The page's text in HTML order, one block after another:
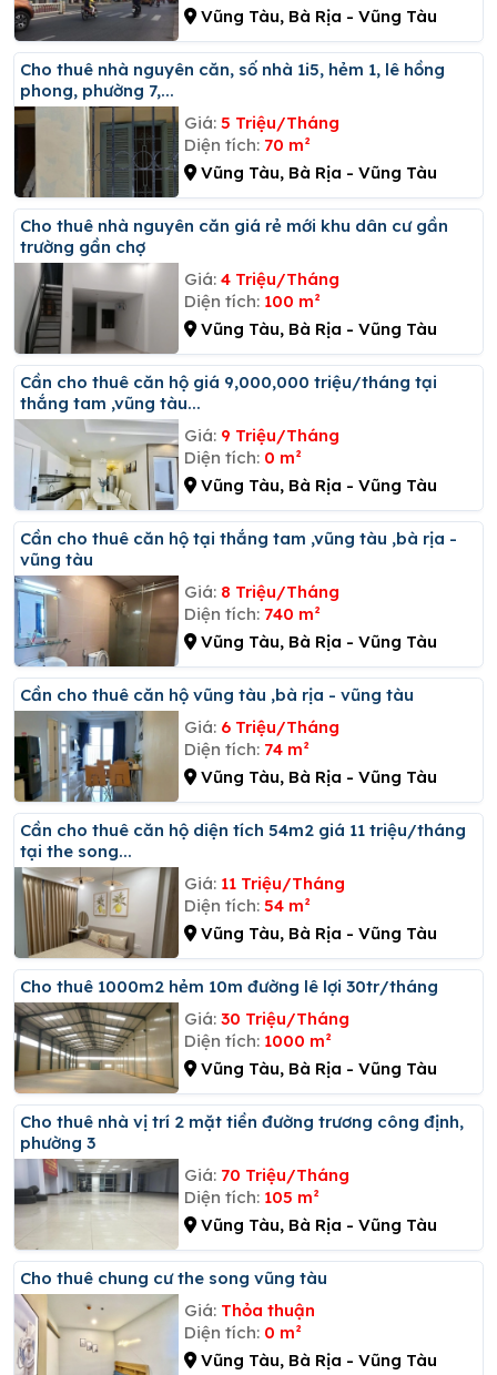
Vũng Tàu, Bà Rịa - Vũng Tàu
Cho thuê nhà nguyên căn, số nhà 1i5, hẻm 1, lê hồng
phong, phường 7,...
Giá: 5 Triệu/Tháng
Diện tích: 70 m²
Vũng Tàu, Bà Rịa - Vũng Tàu
Cho thuê nhà nguyên căn giá rẻ mới khu dân cư gần
trường gần chợ
Giá: 4 Triệu/Tháng
Diện tích: 100 m²
Vũng Tàu, Bà Rịa - Vũng Tàu
Cần cho thuê căn hộ giá 9,000,000 triệu/tháng tại
thắng tam ,vũng tàu...
Giá: 9 Triệu/Tháng
Diện tích: 0 m²
Vũng Tàu, Bà Rịa - Vũng Tàu
Cần cho thuê căn hộ tại thắng tam ,vũng tàu ,bà rịa -
vũng tàu
Giá: 8 Triệu/Tháng
Diện tích: 740 m²
Vũng Tàu, Bà Rịa - Vũng Tàu
Cần cho thuê căn hộ vũng tàu ,bà rịa - vũng tàu
Giá: 6 Triệu/Tháng
Diện tích: 74 m²
Vũng Tàu, Bà Rịa - Vũng Tàu
Cần cho thuê căn hộ diện tích 54m2 giá 11 triệu/tháng
tại the song...
Giá: 11 Triệu/Tháng
Diện tích: 54 m²
Vũng Tàu, Bà Rịa - Vũng Tàu
Cho thuê 1000m2 hẻm 10m đường lê lợi 30tr/tháng
Giá: 30 Triệu/Tháng
Diện tích: 1000 m²
Vũng Tàu, Bà Rịa - Vũng Tàu
Cho thuê nhà vị trí 2 mặt tiền đường trương công định,
phường 3
Giá: 70 Triệu/Tháng
Diện tích: 105 m²
Vũng Tàu, Bà Rịa - Vũng Tàu
Cho thuê chung cư the song vũng tàu
Giá: Thỏa thuận
Diện tích: 0 m²
Vũng Tàu, Bà Rịa - Vũng Tàu